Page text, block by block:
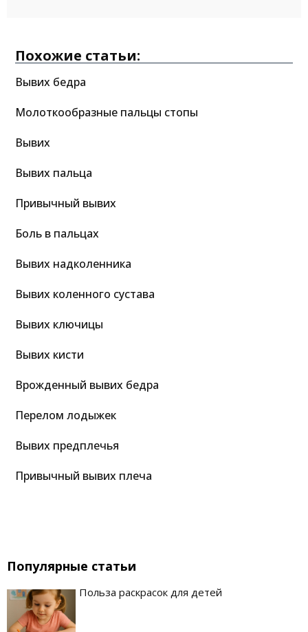
Похожие статьи:
Вывих бедра
Молоткообразные пальцы стопы
Вывих
Вывих пальца
Привычный вывих
Боль в пальцах
Вывих надколенника
Вывих коленного сустава
Вывих ключицы
Вывих кисти
Врожденный вывих бедра
Перелом лодыжек
Вывих предплечья
Привычный вывих плеча
Популярные статьи
Польза раскрасок для детей